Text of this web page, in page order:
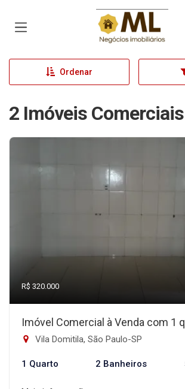
Página inicial
Ordenar
2 Imóveis
R$ 320.000
Imóvel Comercial à Venda com 1
Vila Domitila, São Paulo-SP
1 Quarto 2 Banheiros